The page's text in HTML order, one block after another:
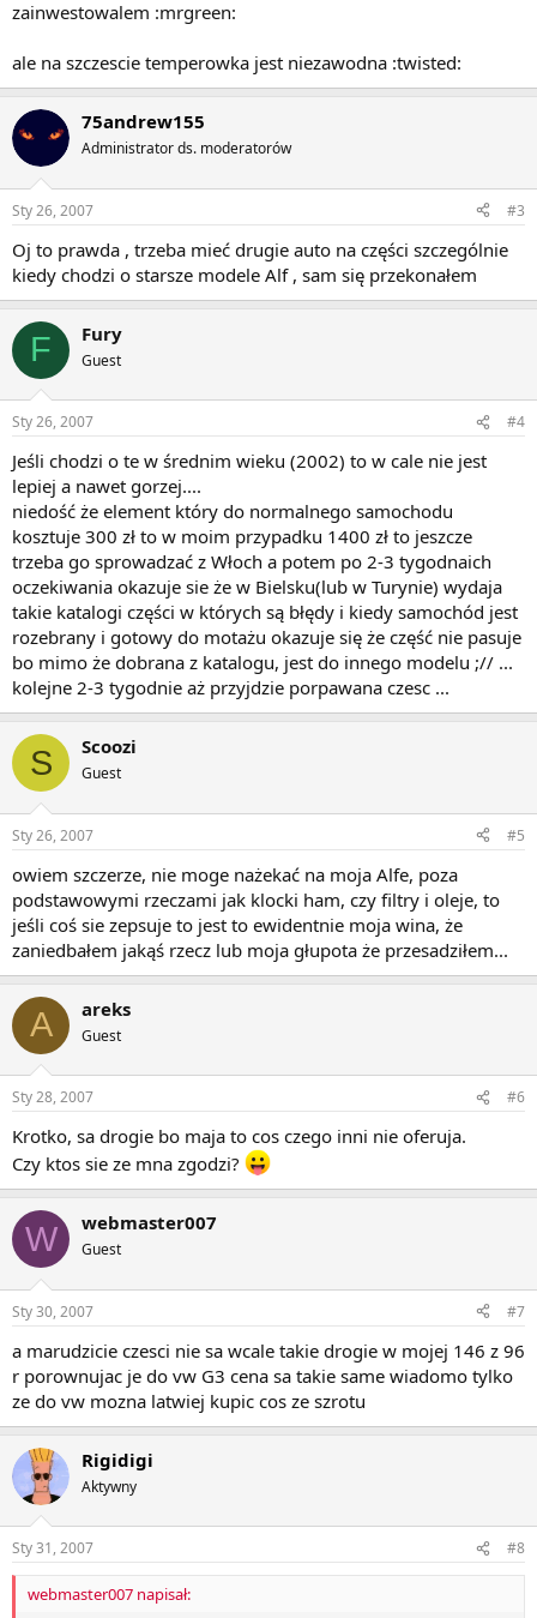
zainwestowalem :mrgreen:
ale na szczescie temperowka jest niezawodna :twisted:
75andrew155
Administrator ds. moderatorów
Sty 26, 2007 #3
Oj to prawda , trzeba mieć drugie auto na części szczególnie
kiedy chodzi o starsze modele Alf , sam się przekonałem
F Fury
Guest
Sty 26, 2007 #4
Jeśli chodzi o te w średnim wieku (2002) to w cale nie jest
lepiej a nawet gorzej....
niedość że element który do normalnego samochodu
kosztuje 300 zł to w moim przypadku 1400 zł to jeszcze
trzeba go sprowadzać z Włoch a potem po 2-3 tygodnaich
oczekiwania okazuje sie że w Bielsku(lub w Turynie) wydaja
takie katalogi części w których są błędy i kiedy samochód jest
rozebrany i gotowy do motażu okazuje się że część nie pasuje
bo mimo że dobrana z katalogu, jest do innego modelu ;// ...
kolejne 2-3 tygodnie aż przyjdzie porpawana czesc ...
S Scoozi
Guest
Sty 26, 2007 #5
owiem szczerze, nie moge nażekać na moja Alfe, poza
podstawowymi rzeczami jak klocki ham, czy filtry i oleje, to
jeśli coś sie zepsuje to jest to ewidentnie moja wina, że
zaniedbałem jakąś rzecz lub moja głupota że przesadziłem...
A areks
Guest
Sty 28, 2007 #6
Krotko, sa drogie bo maja to cos czego inni nie oferuja.
Czy ktos sie ze mna zgodzi?
W webmaster007
Guest
Sty 30, 2007 #7
a marudzicie czesci nie sa wcale takie drogie w mojej 146 z 96
r porownujac je do vw G3 cena sa takie same wiadomo tylko
ze do vw mozna latwiej kupic cos ze szrotu
Rigidigi
Aktywny
Sty 31, 2007 #8
webmaster007 napisał: